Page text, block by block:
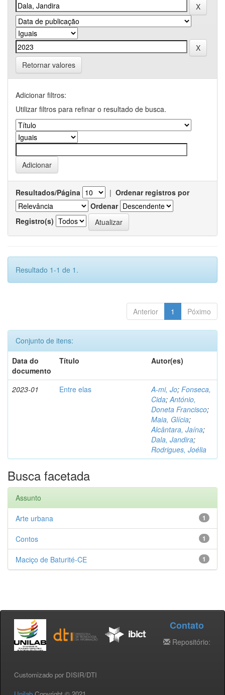
Retornar valores
Adicionar filtros:
Utilizar filtros para refinar o resultado de busca.
Resultados/Página | Ordenar registros por
Ordenar
Registro(s)
Resultado 1-1 de 1.
Anterior 1 Póximo
Conjunto de itens:
Data do
documento
Título Autor(es)
2023-01 Entre elas A-mi, Jo; Fonseca,
Cida;António,
Doneta Francisco;
Maia, Glícia;
Alcântara, Jaína;
Dala, Jandira;
Rodrigues, Joélia
Busca facetada
Assunto
1
Arte urbana
1
Contos
1
Maciço de Baturité-CE
Customizado por DISIR/DTI
Contato
Repositório: